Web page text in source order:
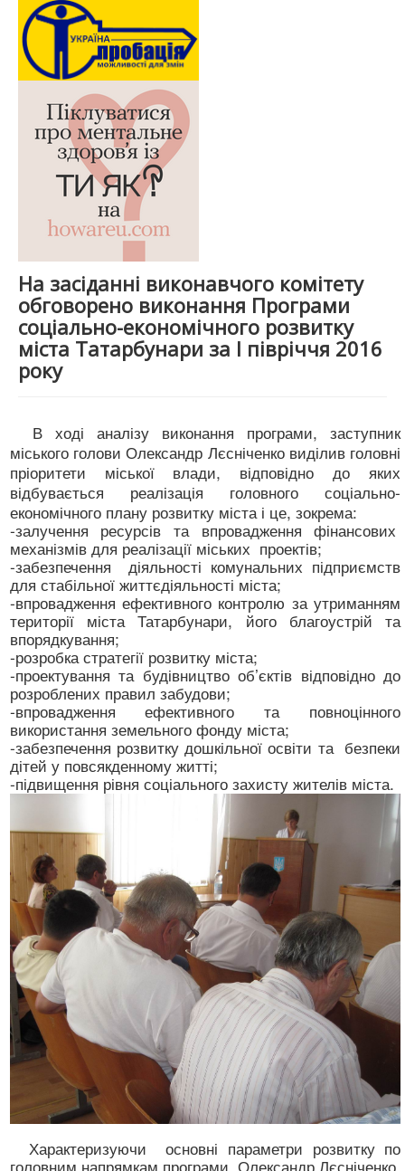
На засіданні виконавчого комітету
обговорено виконання Програми
соціально-економічного розвитку
міста Татарбунари за І півріччя 2016
року
В ході аналізу виконання програми, заступник
міського голови Олександр Лєсніченко виділив головні
пріоритети міської влади, відповідно до яких
відбувається реалізація головного соціально-
економічного плану розвитку міста і це, зокрема:
-залучення ресурсів та впровадження фінансових
механізмів для реалізації міських проектів;
-забезпечення діяльності комунальних підприємств
для стабільної життєдіяльності міста;
-впровадження ефективного контролю за утриманням
території міста Татарбунари, його благоустрій та
впорядкування;
-розробка стратегії розвитку міста;
-проектування та будівництво об’єктів відповідно до
розроблених правил забудови;
-впровадження ефективного та повноцінного
використання земельного фонду міста;
-забезпечення розвитку дошкільної освіти та безпеки
дітей у повсякденному житті;
-підвищення рівня соціального захисту жителів міста.
Характеризуючи основні параметри розвитку по
головним напрямкам програми, Олександр Лєсніченко